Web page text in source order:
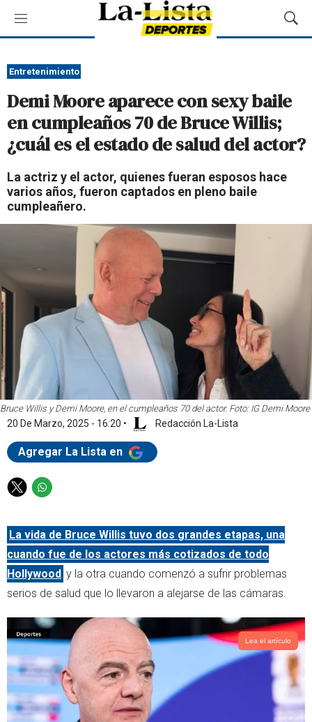
M
e
ú
M
o
a
ú
Entretenimiento
Demi Moore aparece con sexy baile
en cumpleaños 70 de Bruce Willis;
¿cuál es el estado de salud del actor?
La actriz y el actor, quienes fueran esposos hace
varios años, fueron captados en pleno baile
cumpleañero.
Bruce Willis y Demi Moore, en el cumpleaños 70 del actor. Foto: IG Demi Moore
20 De Marzo, 2025 - 16:20 • Redacción La-Lista
Agregar La Lista en
T
i
t
t
e
r
W
a
t
s
a
p
p
La vida de Bruce Willis tuvo dos grandes etapas, una
cuando fue de los actores más cotizados de todo
Hollywood y la otra cuando comenzó a sufrir problemas
serios de salud que lo llevaron a alejarse de las cámaras.
Lea el artículo